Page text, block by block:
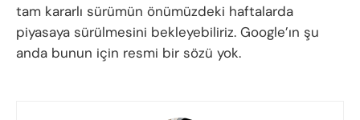
tam kararlı sürümün önümüzdeki haftalarda
piyasaya sürülmesini bekleyebiliriz. Google’ın şu
anda bunun için resmi bir sözü yok.